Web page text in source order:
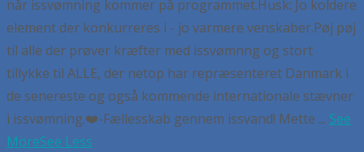
når issvømning kommer på programmet.Husk: Jo koldere
element der konkurreres i - jo varmere venskaber.Pøj pøj
til alle der prøver kræfter med issvømnng og stort
tillykke til ALLE, der netop har repræsenteret Danmark i
de senereste og også kommende internationale stævner
i issvømning.❤️-Fællesskab gennem issvand! Mette ... See
MoreSee Less